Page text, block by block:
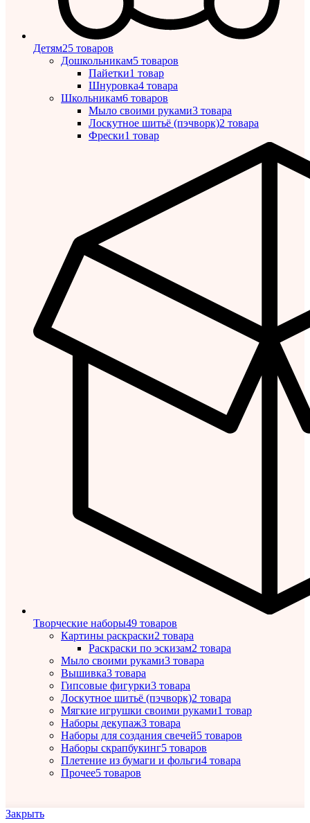
Детям25 товаров
Дошкольникам5 товаров
Пайетки1 товар
Шнуровка4 товара
Школьникам6 товаров
Мыло своими руками3 товара
Лоскутное шитьё (пэчворк)2 товара
Фрески1 товар
Творческие наборы49 товаров
Картины раскраски2 товара
Раскраски по эскизам2 товара
Мыло своими руками3 товара
Вышивка3 товара
Гипсовые фигурки3 товара
Лоскутное шитьё (пэчворк)2 товара
Мягкие игрушки своими руками1 товар
Наборы декупаж3 товара
Наборы для создания свечей5 товаров
Наборы скрапбукинг5 товаров
Плетение из бумаги и фольги4 товара
Прочее5 товаров
Закрыть